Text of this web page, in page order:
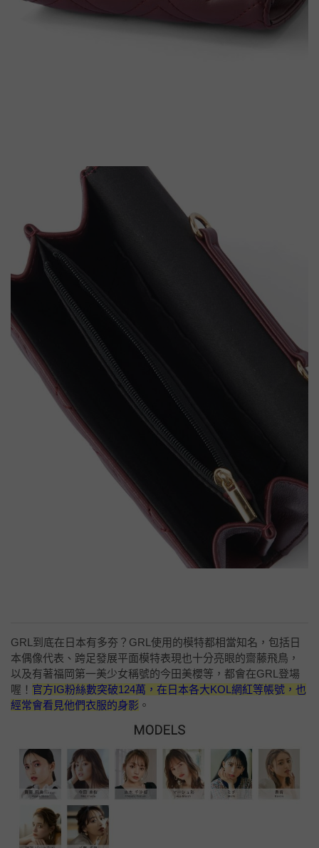
GRL到底在日本有多夯？GRL使用的模特都相當知名，包括日
本偶像代表、跨足發展平面模特表現也十分亮眼的齋藤飛鳥，
以及有著福岡第一美少女稱號的今田美櫻等，都會在GRL登場
喔！ 官方IG粉絲數突破124萬，在日本各大KOL網紅等帳號，也
經常會看見他們衣服的身影 。